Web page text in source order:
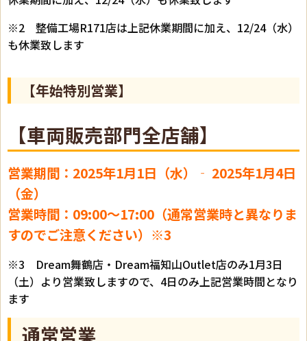
※2 整備工場R171店は上記休業期間に加え、12/24（水）
も休業致します
【年始特別営業】
【車両販売部門全店舗】
営業期間：2025年1月1日（水）‐ 2025年1月4日
（金）
営業時間：09:00～17:00（通常営業時と異なりま
すのでご注意ください）※3
※3 Dream舞鶴店・Dream福知山Outlet店のみ1月3日
（土）より営業致しますので、4日のみ上記営業時間となり
ます
通常営業